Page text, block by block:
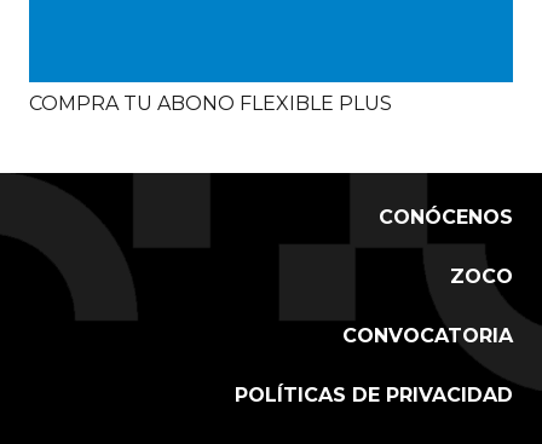
COMPRA TU ABONO FLEXIBLE PLUS
CONÓCENOS
ZOCO
CONVOCATORIA
POLÍTICAS DE PRIVACIDAD